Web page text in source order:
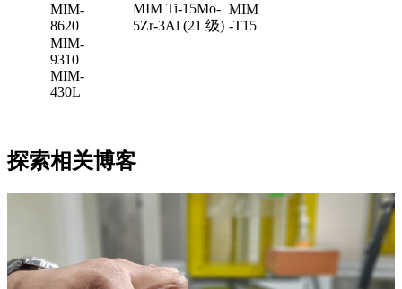
MIM-
8620
MIM Ti-15Mo-
5Zr-3Al (21 级)
MIM
-T15
MIM-
9310
MIM-
430L
探索相关博客